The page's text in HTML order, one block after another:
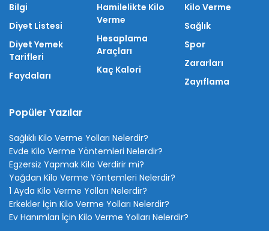
Bilgi
Diyet Listesi
Diyet Yemek
Tarifleri
Faydaları
Hamilelikte Kilo
Verme
Hesaplama
Araçları
Kaç Kalori
Kilo Verme
Sağlık
Spor
Zararları
Zayıflama
Popüler Yazılar
Sağlıklı Kilo Verme Yolları Nelerdir?
Evde Kilo Verme Yöntemleri Nelerdir?
Egzersiz Yapmak Kilo Verdirir mi?
Yağdan Kilo Verme Yöntemleri Nelerdir?
1 Ayda Kilo Verme Yolları Nelerdir?
Erkekler İçin Kilo Verme Yolları Nelerdir?
Ev Hanımları İçin Kilo Verme Yolları Nelerdir?